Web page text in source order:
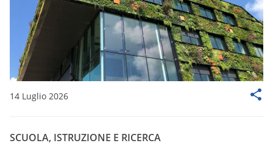
14 Luglio 2026
SCUOLA, ISTRUZIONE E RICERCA